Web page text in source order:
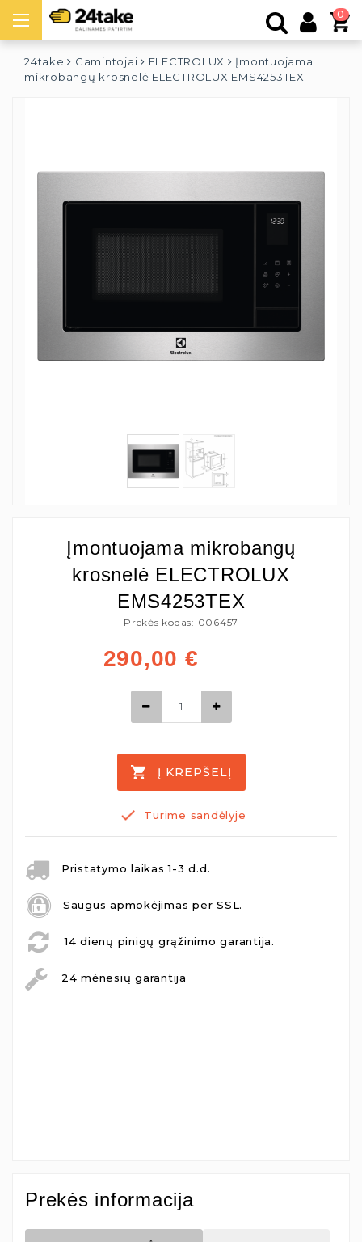
0
24take Gamintojai ELECTROLUX
Įmontuojama
mikrobangų krosnelė ELECTROLUX EMS4253TEX
Įmontuojama mikrobangų
krosnelė ELECTROLUX
EMS4253TEX
Prekės kodas: 006457
290,00 €
Į KREPŠELĮ
Turime sandėlyje
Pristatymo laikas 1-3 d.d.
Saugus apmokėjimas per SSL.
14 dienų pinigų grąžinimo garantija.
24 mėnesių garantija
Prekės informacija